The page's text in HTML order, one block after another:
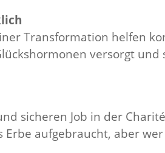
Transformation helfen
versorgt
sicheren Job in der
aufgebraucht, aber